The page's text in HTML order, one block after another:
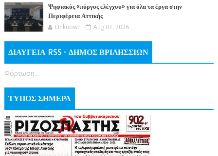
Ψηφιακός «πύργος ελέγχου» για όλα τα έργα στην
Περιφέρεια Αττικής
Unknown Aug 07, 2026
ΔΙΑΥΓΕΙΑ RSS - ΔΗΜΟΣ ΒΡΙΛΗΣΣΙΩΝ
Φόρτωση...
ΤΥΠΟΣ ΣΗΜΕΡΑ